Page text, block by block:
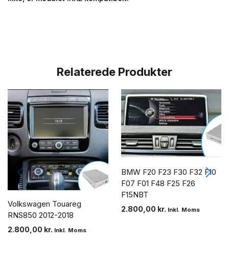
Relaterede Produkter
Volkswagen Touareg
RNS850 2012-2018
2.800,00 kr. Inkl. Moms
BMW F20 F23 F30 F32 F10
F07 F01 F48 F25 F26
F15NBT
2.800,00 kr. Inkl. Moms